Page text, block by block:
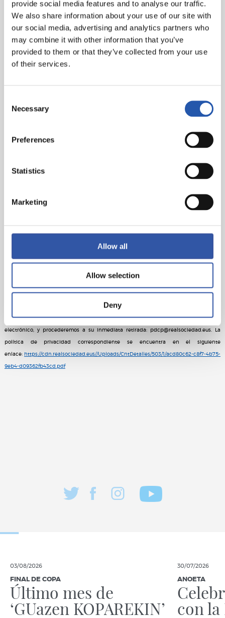
provide social media features and to analyse our traffic.
We also share information about your use of our site with
our social media, advertising and analytics partners who
may combine it with other information that you’ve
provided to them or that they’ve collected from your use
of their services.
Selection
Necessary
Preferences
Statistics
Marketing
Allow all
Allow selection
Deny
Cesiones de carnet
Recuerda que, si no puedes asistir, puedes ceder tu
carnet de socio al club, a una persona (familiar, amigo,
a quien quieras). Por razones de control y seguridad en
Tienda y servicio en bares
Por otra parte, los bares del estadio estarán en marcha
Parking de bicis
El parking de bicicletas y patinetes, ubicado en el
colegio Amara Berri y patrocinado por IBK Bike, estará
del CLUB con fines promocionales del acto en cuestión. En caso de no querer que
las imágenes en las que pueda aparecer Ud. o algún menor que esté bajo su tutela
sean publicadas, por favor, háganoslo saber en la siguiente dirección de correo
electrónico, y procederemos a su inmediata retirada: pdcp@realsociedad.eus. La
política de privacidad correspondiente se encuentra en el siguiente
enlace: https://cdn.realsociedad.eus//Uploads/CntDetalles/503/1/acd80c62-c8f7-4b75-
9eb4-d09362fb43cd.pdf
03/08/2026
FINAL DE COPA
Último mes de
‘GUazen KOPAREKIN’
30/07/2026
ANOETA
con la